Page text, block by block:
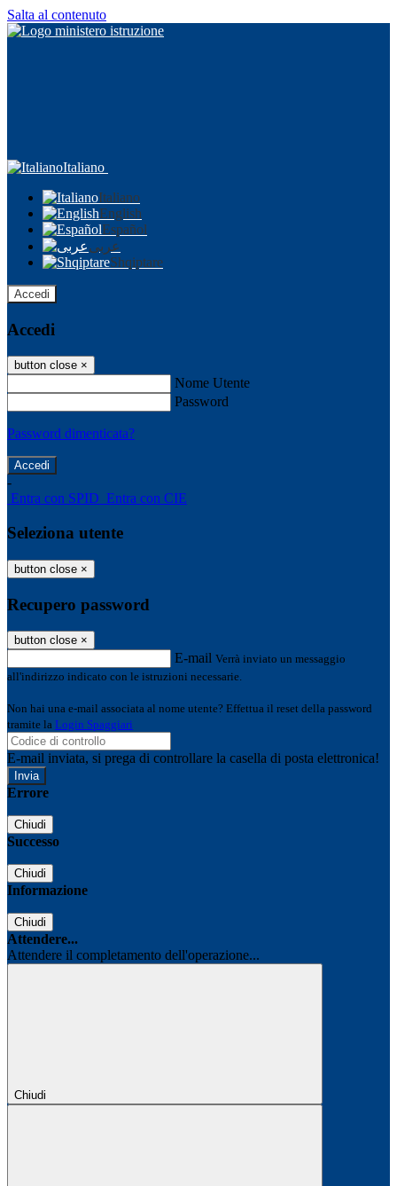
Salta al contenuto
Italiano
Italiano
English
Español
عربى
Shqiptare
Accedi
Accedi
button close ×
Nome Utente
Password
Password dimenticata?
-
Entra con SPID Entra con CIE
Seleziona utente
button close ×
Recupero password
button close ×
E-mail Verrà inviato un messaggio
all'indirizzo indicato con le istruzioni necessarie.
Non hai una e-mail associata al nome utente? Effettua il reset della password
tramite la Login Spaggiari
E-mail inviata, si prega di controllare la casella di posta elettronica!
Errore
Chiudi
Successo
Chiudi
Informazione
Chiudi
Attendere...
Attendere il completamento dell'operazione...
Chiudi